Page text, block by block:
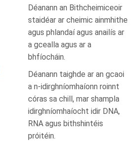
Déanann an Bithcheimiceoir
staidéar ar cheimic ainmhithe
agus phlandaí agus anailís ar
a gcealla agus ar a
bhfíocháin.
Déanann taighde ar an gcaoi
a n-idirghníomhaíonn roinnt
córas sa chill, mar shampla
idirghníomhaíocht idir DNA,
RNA agus bithshintéis
próitéin.